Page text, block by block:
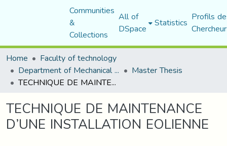
Communities
&
Collections
All of
DSpace Statistics Profils
Home
Faculty of technology
Department of Mechanical Engineering Master Thesis
TECHNIQUE DE MAINTENANCE D’UNE INSTALLATION EOLIENNE
TECHNIQUE DE MAINTENANCE
D’UNE INSTALLATION EOLIENNE